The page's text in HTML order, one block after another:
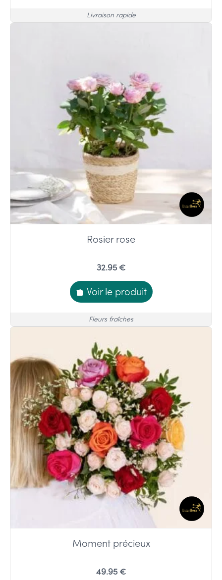
Livraison rapide
Rosier rose
32.95 €
Voir le produit
Fleurs fraîches
Moment précieux
49.95 €